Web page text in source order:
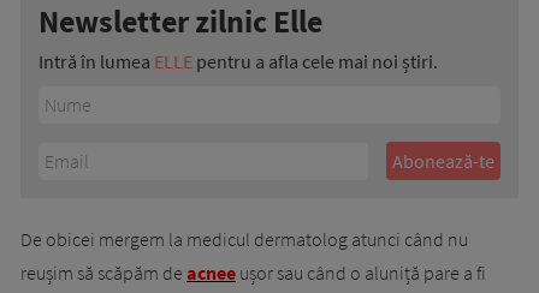
Newsletter zilnic Elle
Intră în lumea ELLE pentru a afla cele mai noi știri.
De obicei mergem la medicul dermatolog atunci când nu
reușim să scăpăm de acnee ușor sau când o aluniță pare a fi